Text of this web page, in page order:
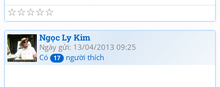
☆
☆
☆
☆
☆
Ngọc Ly Kim
Ngày gửi: 13/04/2013 09:25
Có
17 người thích